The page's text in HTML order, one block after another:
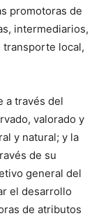
promotoras de
intermediarios,
transporte local,
a través del
valorado y
y natural; y la
de su
general del
el desarrollo
de atributos